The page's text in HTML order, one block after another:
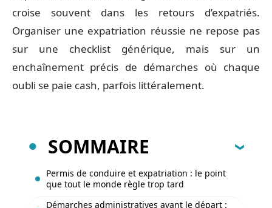
croise souvent dans les retours d’expatriés.
Organiser une expatriation réussie ne repose pas
sur une checklist générique, mais sur un
enchaînement précis de démarches où chaque
oubli se paie cash, parfois littéralement.
SOMMAIRE
Permis de conduire et expatriation : le point
que tout le monde règle trop tard
Démarches administratives avant le départ :